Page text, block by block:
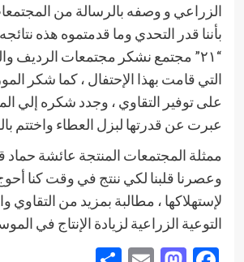
الزراعي و وصفه بالرسالة من
بأننا قدر التحدي وما قدمتموه هذه
“٢١” مجتمع نشكر مجتمعات الرديف
التي قامت بهذا الإحتفال ، كما شكر
على توفير التقاوي ، وجدد شكره إلي
عبرت عن قدرتها لبزل العطاء واختتم
ممثلة المجتمعات المنتجة عائشة حماد
وعصرنا قلبنا لكي ننتج في وقت كنا
لإستهلاكها ، مطالبة بمزيد من التقاوي
التوعية الزراعية لزيادة الإنتاج في